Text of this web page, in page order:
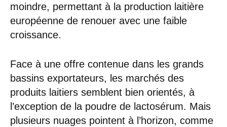
moindre, permettant à la production laitière
européenne de renouer avec une faible
croissance.
Face à une offre contenue dans les grands
bassins exportateurs, les marchés des
produits laitiers semblent bien orientés, à
l’exception de la poudre de lactosérum. Mais
plusieurs nuages pointent à l’horizon, comme